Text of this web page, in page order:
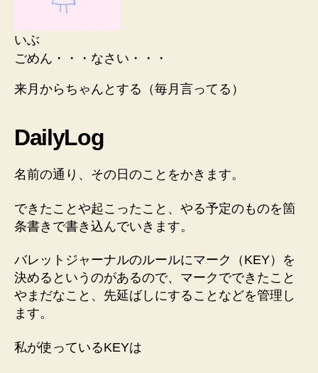
いぶ
ごめん・・・なさい・・・
来月からちゃんとする（毎月言ってる ）
DailyLog
名前の通り、 その日のこと をかきます。
できたことや起こったこと、やる予定のものを箇
条書きで書き込んでいきます。
バレットジャーナルのルールにマーク（KEY）を
決めるというのがあるので、マークでできたこと
やまだなこと、先延ばしにすることなどを管理し
ます。
私が使っているKEYは